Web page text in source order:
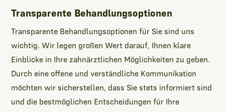
Transparente Behandlungsoptionen
Transparente Behandlungsoptionen für Sie sind uns
wichtig. Wir legen großen Wert darauf, Ihnen klare
Einblicke in Ihre zahnärztlichen Möglichkeiten zu geben.
Durch eine offene und verständliche Kommunikation
möchten wir sicherstellen, dass Sie stets informiert sind
und die bestmöglichen Entscheidungen für Ihre